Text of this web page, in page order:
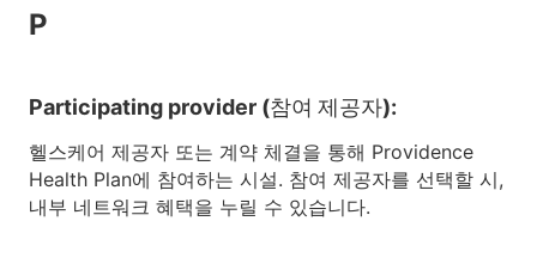
P
Participating provider (참여 제공자):
헬스케어 제공자 또는 계약 체결을 통해 Providence
Health Plan에 참여하는 시설. 참여 제공자를 선택할 시,
내부 네트워크 혜택을 누릴 수 있습니다.